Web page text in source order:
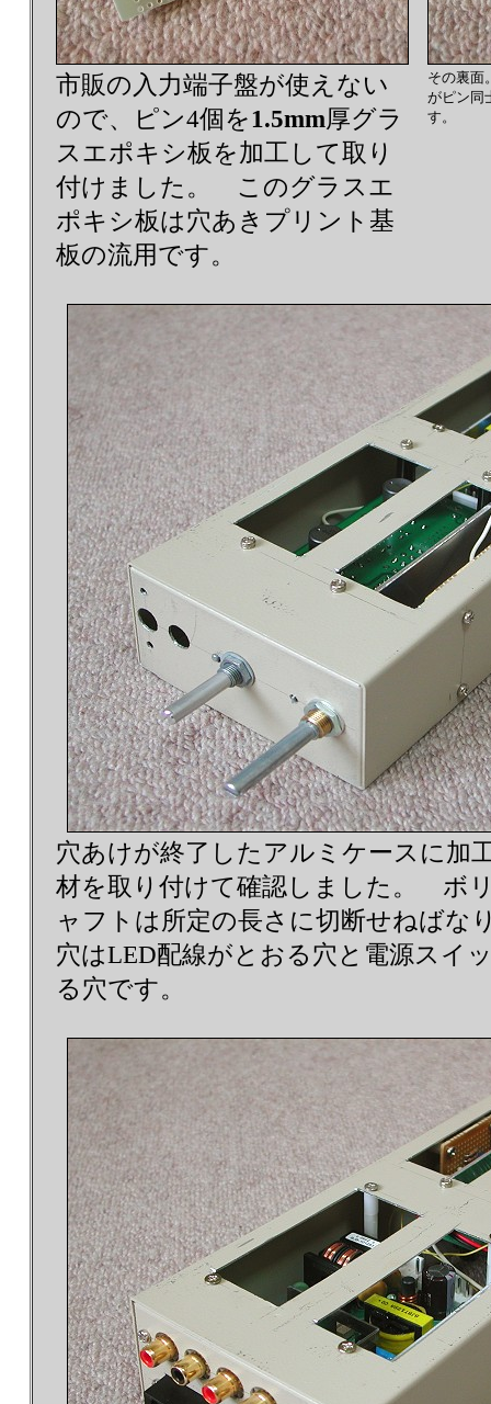
市販の入力端子盤が使えない
ので、ピン4個を1.5mm厚グラ
スエポキシ板を加工して取り
付けました。 このグラスエ
ポキシ板は穴あきプリント基
板の流用です。
その裏面
がピン同
す。
穴あけが終了したアルミケースに加
材を取り付けて確認しました。 ボ
ャフトは所定の長さに切断せねば
穴はLED配線がとおる穴と電源スイ
る穴です。